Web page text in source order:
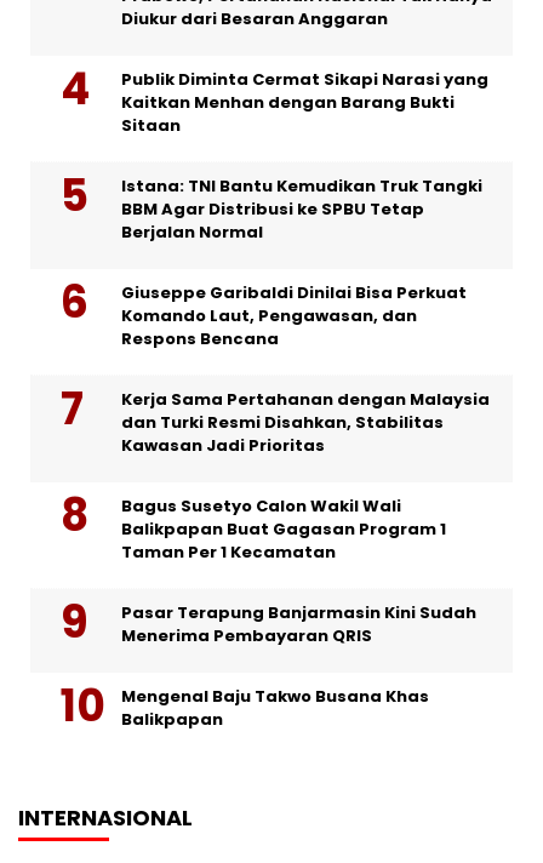
Diukur dari Besaran Anggaran
Publik Diminta Cermat Sikapi Narasi yang
Kaitkan Menhan dengan Barang Bukti
Sitaan
Istana: TNI Bantu Kemudikan Truk Tangki
BBM Agar Distribusi ke SPBU Tetap
Berjalan Normal
Giuseppe Garibaldi Dinilai Bisa Perkuat
Komando Laut, Pengawasan, dan
Respons Bencana
Kerja Sama Pertahanan dengan Malaysia
dan Turki Resmi Disahkan, Stabilitas
Kawasan Jadi Prioritas
Bagus Susetyo Calon Wakil Wali
Balikpapan Buat Gagasan Program 1
Taman Per 1 Kecamatan
Pasar Terapung Banjarmasin Kini Sudah
Menerima Pembayaran QRIS
Mengenal Baju Takwo Busana Khas
Balikpapan
INTERNASIONAL